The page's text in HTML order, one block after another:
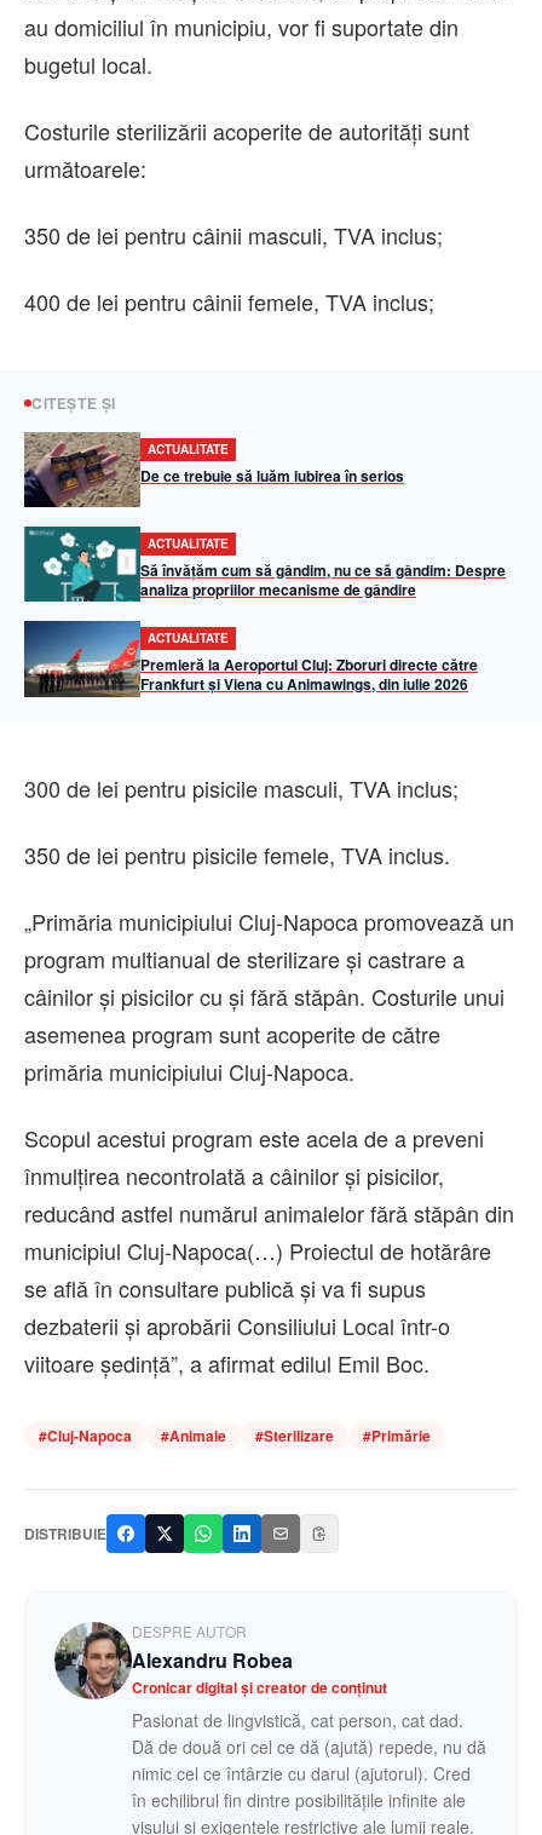
au domiciliul în municipiu, vor fi suportate din
bugetul local.
Costurile sterilizării acoperite de autorități sunt
următoarele:
350 de lei pentru câinii masculi, TVA inclus;
400 de lei pentru câinii femele, TVA inclus;
CITEȘTE ȘI
ACTUALITATE
De ce trebuie să luăm iubirea în serios
ACTUALITATE
Să învățăm cum să gândim, nu ce să gândim: Despre
analiza propriilor mecanisme de gândire
ACTUALITATE
Premieră la Aeroportul Cluj: Zboruri directe către
Frankfurt și Viena cu Animawings, din iulie 2026
300 de lei pentru pisicile masculi, TVA inclus;
350 de lei pentru pisicile femele, TVA inclus.
„Primăria municipiului Cluj-Napoca promovează un
program multianual de sterilizare şi castrare a
câinilor şi pisicilor cu şi fără stăpân. Costurile unui
asemenea program sunt acoperite de către
primăria municipiului Cluj-Napoca.
Scopul acestui program este acela de a preveni
înmulţirea necontrolată a câinilor şi pisicilor,
reducând astfel numărul animalelor fără stăpân din
municipiul Cluj-Napoca(…) Proiectul de hotărâre
se află în consultare publică şi va fi supus
dezbaterii şi aprobării Consiliului Local într-o
viitoare şedinţă”, a afirmat edilul Emil Boc.
#Cluj-Napoca #Animale #Sterilizare #Primărie
DISTRIBUIE
DESPRE AUTOR
Alexandru Robea
Cronicar digital și creator de conținut
Pasionat de lingvistică, cat person, cat dad.
Dă de două ori cel ce dă (ajută) repede, nu dă
nimic cel ce întârzie cu darul (ajutorul). Cred
în echilibrul fin dintre posibilitățile infinite ale
visului și exigențele restrictive ale lumii reale.